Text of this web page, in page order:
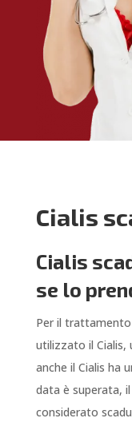
Cialis
Cialis
se lo
Per il
utilizzato il Cialis,
anche il Cialis ha
data è superata,
considerato